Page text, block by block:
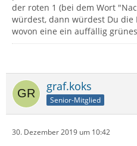
der roten 1 (bei dem Wort
würdest, dann würdest Du die
wovon eine ein auffällig
graf.koks
Senior-Mitglied
30. Dezember 2019 um 10:42